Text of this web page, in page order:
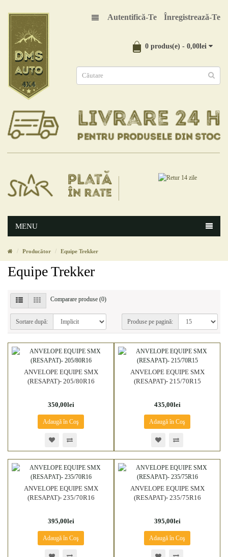
Autentifică-Te Înregistrează-Te
0 produs(e) - 0,00lei
MENU
Producător Equipe Trekker
Equipe Trekker
Comparare produse (0)
Sortare după: Produse pe pagină:
ANVELOPE EQUIPE SMX
(RESAPAT)- 205/80R16
350,00lei
Adaugă în Coş
ANVELOPE EQUIPE SMX
(RESAPAT)- 215/70R15
435,00lei
Adaugă în Coş
ANVELOPE EQUIPE SMX
(RESAPAT)- 235/70R16
395,00lei
Adaugă în Coş
ANVELOPE EQUIPE SMX
(RESAPAT)- 235/75R16
395,00lei
Adaugă în Coş